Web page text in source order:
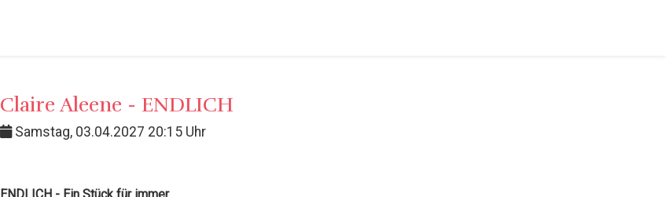
Claire Aleene - ENDLICH
Samstag, 03.04.2027 20:15 Uhr